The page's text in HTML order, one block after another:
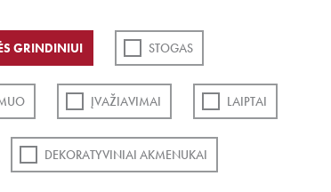
GRINDINIUI STOGAS
ĮVAŽIAVIMAI LAIPTAI
DEKORATYVINIAI AKMENUKAI